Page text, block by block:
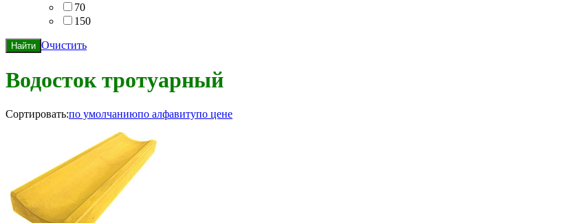
70
150
Найти Очистить
Водосток тротуарный
Сортировать:по умолчаниюпо алфавитупо цене